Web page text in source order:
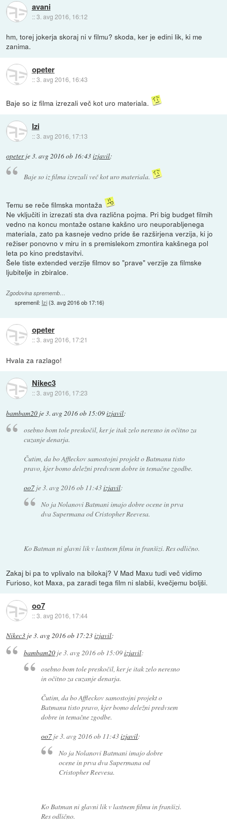
avani
::3. avg 2016, 16:12
hm, torej jokerja skoraj ni v filmu? skoda, ker je edini lik, ki me
zanima.
opeter
::3. avg 2016, 16:43
Baje so iz filma izrezali več kot uro materiala.
Izi
::3. avg 2016, 17:13
opeterje3. avg 2016 ob 16:43izjavil:
Baje so iz filma izrezali več kot uro materiala.
Temu se reče filmska montaža
Ne vključiti in izrezati sta dva različna pojma. Pri big budget filmih
vedno na koncu montaže ostane kakšno uro neuporabljenega
materiala, zato pa kasneje vedno pride še razširjena verzija, ki jo
režiser ponovno v miru in s premislekom zmontira kakšnega pol
leta po kino predstavitvi.
Šele tiste extended verzije filmov so "prave" verzije za filmske
ljubitelje in zbiralce.
Zgodovina sprememb…
spremenil: Izi(3. avg 2016 ob 17:16)
opeter
::3. avg 2016, 17:21
Hvala za razlago!
Nikec3
::3. avg 2016, 17:23
bambam20 je3. avg 2016 ob 15:09izjavil:
osebno bom tole preskočil, ker je itak zelo neresno in očitno za
cuzanje denarja.
Čutim, da bo Affleckov samostojni projekt o Batmanu tisto
pravo, kjer bomo deležni predvsem dobre in temačne zgodbe.
oo7je3. avg 2016 ob 11:43izjavil:
No ja Nolanovi Batmani imajo dobre ocene in prva
dva Supermana od Cristopher Reevesa.
Ko Batman ni glavni lik v lastnem filmu in franšizi. Res odlično.
Zakaj bi pa to vplivalo na bilokaj? V Mad Maxu tudi več vidimo
Furioso, kot Maxa, pa zaradi tega film ni slabši, kvečjemu boljši.
oo7
::3. avg 2016, 17:44
Nikec3 je3. avg 2016 ob 17:23izjavil:
bambam20je3. avg 2016 ob 15:09izjavil:
osebno bom tole preskočil, ker je itak zelo neresno
in očitno za cuzanje denarja.
Čutim, da bo Affleckov samostojni projekt o
Batmanu tisto pravo, kjer bomo deležni predvsem
dobre in temačne zgodbe.
oo7je3. avg 2016 ob 11:43izjavil:
No ja Nolanovi Batmani imajo dobre
ocene in prva dva Supermana od
Cristopher Reevesa.
Ko Batman ni glavni lik v lastnem filmu in franšizi.
Res odlično.